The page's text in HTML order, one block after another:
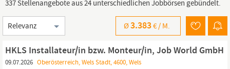
337 Stellenangebote aus 24 unterschiedlichen Jobbörsen gebündelt.
Sortierung
Ø3.383€ / M.
HKLS Installateur/in bzw. Monteur/in, Job World GmbH
09.07.2026 Oberösterreich, Wels Stadt, 4600, Wels